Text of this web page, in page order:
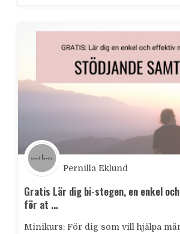
Pernilla Eklund
Gratis Lär dig bi-stegen, en enkel
för at ...
Minikurs: För dig som vill hjälpa